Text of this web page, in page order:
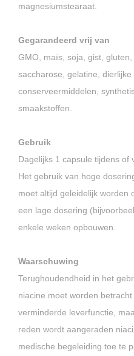
magnesiumstearaat.
Gegarandeerd vrij van
GMO, maïs, soja, gist,
saccharose, gelatine, dierlijke
conserveermiddelen,
smaakstoffen.
Gebruik
Dagelijks 1 capsule tijdens of
Het gebruik van hoge
moet altijd geleidelijk worden
een lage dosering
enkele weken opbouwen.
Waarschuwing
Terughoudendheid in het
niacine moet worden
verminderde leverfunctie,
reden wordt aangeraden
medische begeleiding toe te